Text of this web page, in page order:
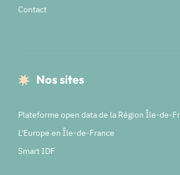
Contact
Nos sites
Plateforme open data de la Région Île-de-
L'Europe en Île-de-France
Smart IDF